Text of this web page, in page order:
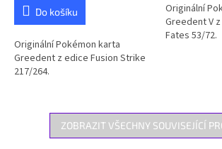
Do košíku
Originální Pokémon karta
Greedent z edice Fusion Strike
217/264.
Originální
Greedent V
Fates 53/72.
ZOBRAZIT VŠECHNY SOUVISEJÍCÍ